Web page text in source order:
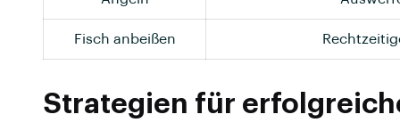
Fisch anbeißen
Strategien für